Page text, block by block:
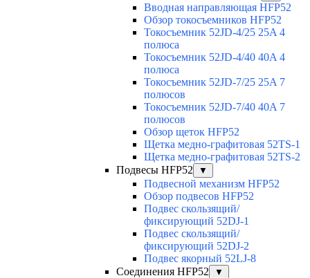
Вводная направляющая HFP52
Обзор токосъемников HFP52
Токосъемник 52JD-4/25 25A 4
полюса
Токосъемник 52JD-4/40 40A 4
полюса
Токосъемник 52JD-7/25 25A 7
полюсов
Токосъемник 52JD-7/40 40A 7
полюсов
Обзор щеток HFP52
Щетка медно-графитовая 52TS-1
Щетка медно-графитовая 52TS-2
Подвесы HFP52
▼
Подвесной механизм HFP52
Обзор подвесов HFP52
Подвес скользящий/
фиксирующий 52DJ-1
Подвес скользящий/
фиксирующий 52DJ-2
Подвес якорный 52LJ-8
Соединения HFP52
▼